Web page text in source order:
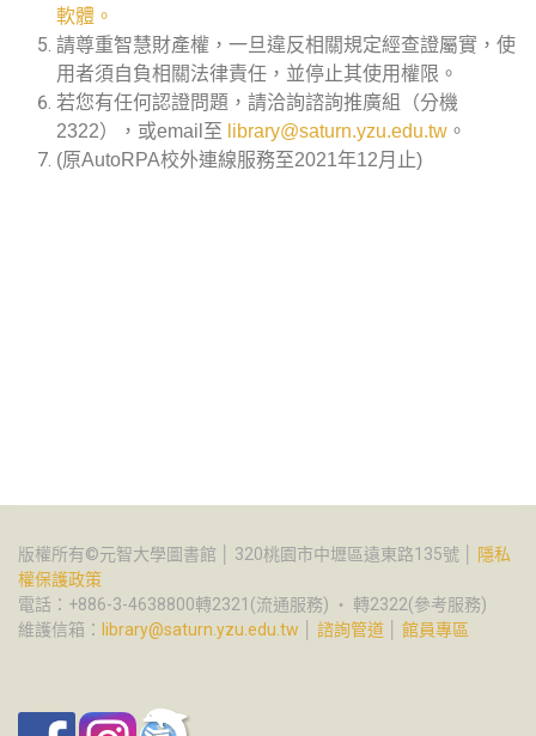
軟體。
請尊重智慧財產權，一旦違反相關規定經查證屬實，使
用者須自負相關法律責任，並停止其使用權限。
若您有任何認證問題，請洽詢諮詢推廣組（分機
2322），或email至 library@saturn.yzu.edu.tw 。
(原AutoRPA校外連線服務至2021年12月止)
版權所有©元智大學圖書館 │ 320桃園市中壢區遠東路135號 │
隱私
權保護政策
電話：+886-3-4638800轉2321(流通服務) ‧ 轉2322(參考服務)
維護信箱： library@saturn.yzu.edu.tw 諮詢管道 館員專區